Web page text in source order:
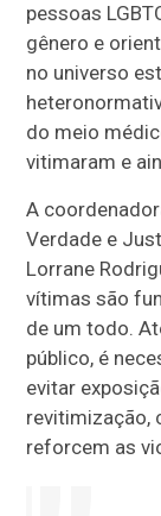
pessoas
gênero e
no universo
do meio
vitimaram e
A
Verdade e
Lorrane
vítimas são
de um todo.
público, é
evitar
revitimização,
reforcem as